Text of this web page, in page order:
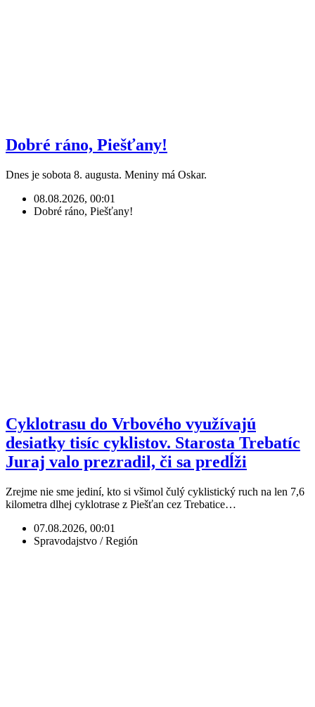
Dobré ráno, Piešťany!
Dnes je sobota 8. augusta. Meniny má Oskar.
08.08.2026, 00:01
Dobré ráno, Piešťany!
Cyklotrasu do Vrbového využívajú
desiatky tisíc cyklistov. Starosta Trebatíc
Juraj valo prezradil, či sa predĺži
Zrejme nie sme jediní, kto si všimol čulý cyklistický ruch na len 7,6
kilometra dlhej cyklotrase z Piešťan cez Trebatice…
07.08.2026, 00:01
Spravodajstvo / Región